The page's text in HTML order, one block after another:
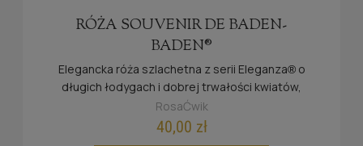
RÓŻA SOUVENIR DE BADEN-
BADEN®
Elegancka róża szlachetna z serii Eleganza®o
długich łodygach i dobrej trwałości kwiatów,
elegancka barwa i karbowane płatki kwiatów.
Nadanie imienia miało miejsce w znanym kurorcie
Baden-Baden w czerwcu 2008 r.
RosaĆwik
40,00 zł